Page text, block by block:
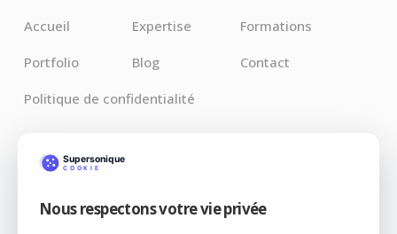
Accueil Expertise Formations
Portfolio Blog Contact
Politique de confidentialité
Claude pour Chrome : l’IA débarque là où vos bugs
Nous respectons votre vie privée